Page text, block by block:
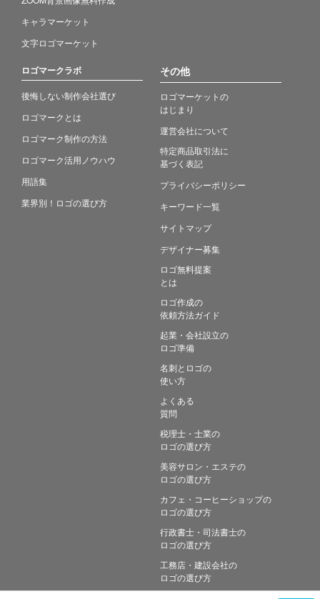
キャラマーケット
文字ロゴマーケット
ロゴマークラボ
後悔しない制作会社選び
ロゴマークとは
ロゴマーク制作の方法
ロゴマーク活用ノウハウ
用語集
業界別！ロゴの選び方
その他
ロゴマーケットの
はじまり
運営会社について
特定商品取引法に
基づく表記
プライバシーポリシー
キーワード一覧
サイトマップ
デザイナー募集
ロゴ無料提案
とは
ロゴ作成の
依頼方法ガイド
起業・会社設立の
ロゴ準備
名刺とロゴの
使い方
よくある
質問
税理士・士業の
ロゴの選び方
美容サロン・エステの
ロゴの選び方
カフェ・コーヒーショップの
ロゴの選び方
行政書士・司法書士の
ロゴの選び方
工務店・建設会社の
ロゴの選び方